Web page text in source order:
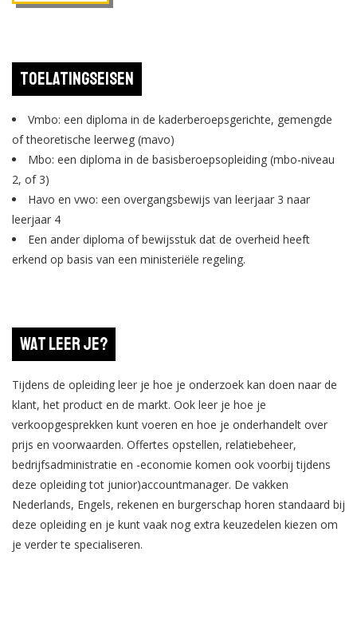
zelfstandig ondernemerschap, ICT, sport en intervisie. De lessen
(stage) ongeveer één derde van de opleiding in de praktijk bij
leerebedrijven in Nederland of buitenland.
Toelatingseisen
Vmbo: een diploma in de kaderberoepsgerichte, gemengde
of theoretische leerweg (mavo)
Mbo: een diploma in de basisberoepsopleiding (mbo-niveau
2, of 3)
Havo en vwo: een overgangsbewijs van leerjaar 3 naar
leerjaar 4
Een ander diploma of bewijsstuk dat de overheid heeft
erkend op basis van een ministeriële regeling.
Wat leer je?
Tijdens de opleiding leer je hoe je onderzoek kan doen naar de
klant, het product en de markt. Ook leer je hoe je
verkoopgesprekken kunt voeren en hoe je onderhandelt over
prijs en voorwaarden. Offertes opstellen, relatiebeheer,
bedrijfsadministratie en -economie komen ook voorbij tijdens
deze opleiding tot junior)accountmanager. De vakken
Nederlands, Engels, rekenen en burgerschap horen standaard bij
deze opleiding en je kunt vaak nog extra keuzedelen kiezen om
je verder te specialiseren.